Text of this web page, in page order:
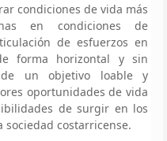
condiciones de vida más
en condiciones de
de esfuerzos en
forma horizontal y sin
un objetivo loable y
oportunidades de vida
de surgir en los
costarricense.